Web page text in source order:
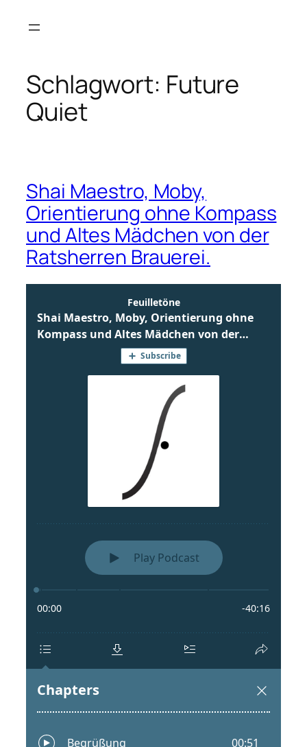
Inhalt
Schlagwort: Future
Quiet
Shai Maestro, Moby,
Orientierung ohne Kompass
und Altes Mädchen von der
Ratsherren Brauerei.